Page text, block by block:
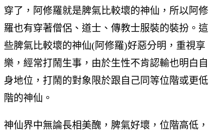
穿了，阿修羅就是脾氣比較壞的神仙，所以阿修
羅也有穿著僧侶、道士、傳教士服裝的裝扮。這
些脾氣比較壞的神仙(阿修羅)好惡分明，重視享
樂，經常打鬧生事，由於生性不肯認輸也明白自
身地位，打鬧的對象限於跟自己同等位階或更低
階的神仙。
神仙界中無論長相美醜，脾氣好壞，位階高低，